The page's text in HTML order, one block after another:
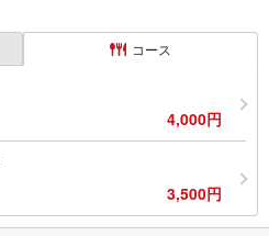
コース
4,000円
3,500円